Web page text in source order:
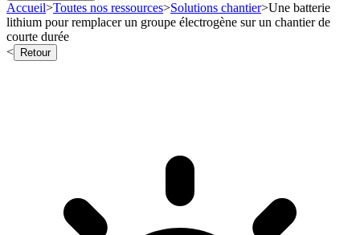
Accueil>Toutes nos ressources>Solutions chantier>Une batterie
lithium pour remplacer un groupe électrogène sur un chantier de
courte durée
<
Retour